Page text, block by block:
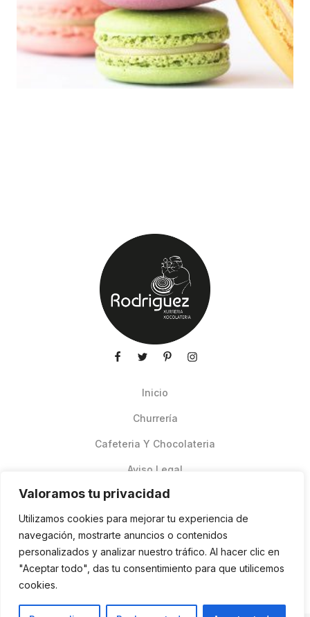
Valoramos tu privacidad
Utilizamos cookies para mejorar tu experiencia de
navegación, mostrarte anuncios o contenidos
personalizados y analizar nuestro tráfico. Al hacer clic en
"Aceptar todo", das tu consentimiento para que utilicemos
cookies.
Inicio
Churrería
Cafeteria Y Chocolateria
Aviso Legal
Pedidos Online Glovo
Contacto